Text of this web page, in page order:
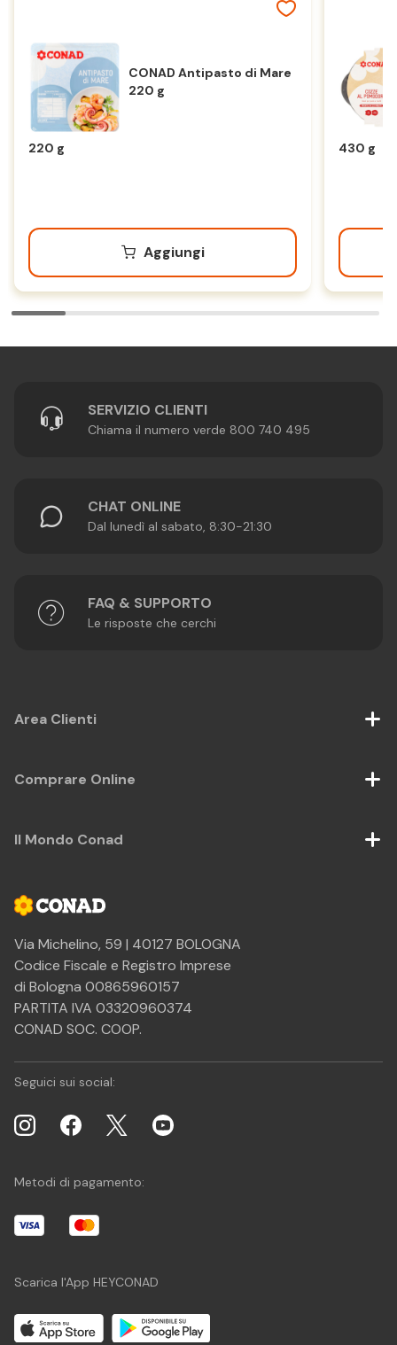
CONAD Antipasto di Mare
220 g
220 g
Aggiungi
430 g
SERVIZIO CLIENTI
Chiama il numero verde 800 740 495
CHAT ONLINE
Dal lunedì al sabato, 8:30-21:30
FAQ & SUPPORTO
Le risposte che cerchi
Via Michelino, 59 | 40127 BOLOGNA
Codice Fiscale e Registro Imprese
di Bologna 00865960157
PARTITA IVA 03320960374
CONAD SOC. COOP.
Area Clienti
Comprare Online
Il Mondo Conad
Seguici sui social:
Metodi di pagamento:
Scarica l'App HEYCONAD